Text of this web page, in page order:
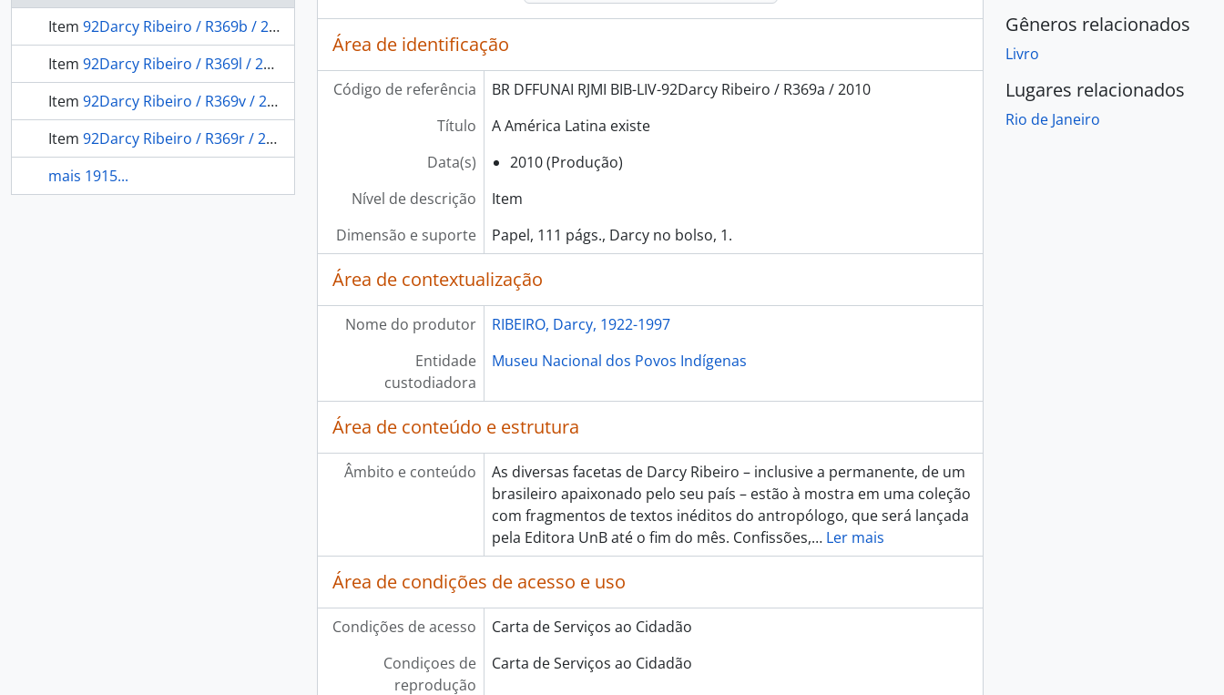
Item 92Darcy Ribeiro / R369b / 2010 - O Brasil como problema
Item 92Darcy Ribeiro / R369l / 2010 - Lembrando de mim
Item 92Darcy Ribeiro / R369v / 2010 - A volta por cima
Item 92Darcy Ribeiro / R369r / 2010 - Revivendo o que vivi
mais 1915...
Área de identificação
Código de referência
BR DFFUNAI RJMI BIB-LIV-92Darcy Ribeiro / R369a / 2010
Título
A América Latina existe
Data(s)
2010 (Produção)
Nível de descrição
Item
Dimensão e suporte
Papel, 111 págs., Darcy no bolso, 1.
Área de contextualização
Nome do produtor
RIBEIRO, Darcy, 1922-1997
Entidade
custodiadora
Museu Nacional dos Povos Indígenas
Área de conteúdo e estrutura
Âmbito e conteúdo
As diversas facetas de Darcy Ribeiro – inclusive a permanente, de um
brasileiro apaixonado pelo seu país – estão à mostra em uma coleção
com fragmentos de textos inéditos do antropólogo, que será lançada
pela Editora UnB até o fim do mês. Confissões,… Ler mais
Área de condições de acesso e uso
Condições de acesso
Carta de Serviços ao Cidadão
Condiçoes de
reprodução
Carta de Serviços ao Cidadão
Gêneros relacionados
Livro
Lugares relacionados
Rio de Janeiro